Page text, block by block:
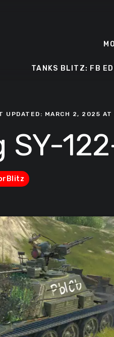
TANKS BLITZ: FB
UPDATED: MARCH 2, 2025
SY-